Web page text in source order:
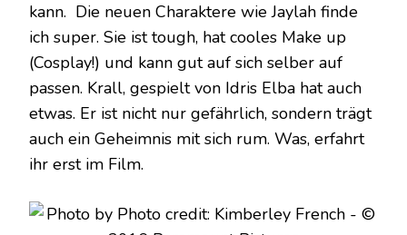
kann. Die neuen Charaktere wie Jaylah finde
ich super. Sie ist tough, hat cooles Make up
(Cosplay!) und kann gut auf sich selber auf
passen. Krall, gespielt von Idris Elba hat auch
etwas. Er ist nicht nur gefährlich, sondern trägt
auch ein Geheimnis mit sich rum. Was, erfahrt
ihr erst im Film.